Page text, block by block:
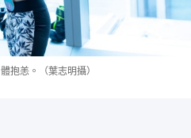
抱恙。（葉志明攝）